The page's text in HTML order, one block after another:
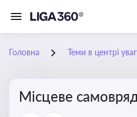
Головна Теми в центрі
Місцеве